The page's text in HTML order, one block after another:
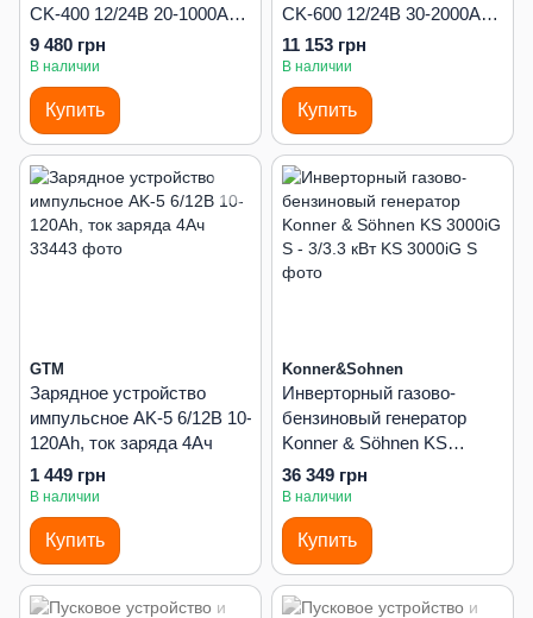
CK-400 12/24В 20-1000Ah,
пуск.ток-200A
9 480 грн
В наличии
Купить
CK-600 12/24В 30-2000Ah,
пуск.ток-400A
11 153 грн
В наличии
Купить
GTM
Зарядное устройство
импульсное AK-5 6/12В 10-
120Ah, ток заряда 4Ач
1 449 грн
В наличии
Купить
Konner&Sohnen
Инверторный газово-
бензиновый генератор
Konner & Söhnen KS
3000iG S - 3/3.3 кВт
36 349 грн
В наличии
Купить